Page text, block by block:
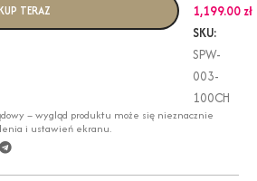
TERAZ
1,199.00 zł
SKU:
SPW-
003-
100CH
– wygląd produktu może się nieznacznie
i ustawień ekranu.